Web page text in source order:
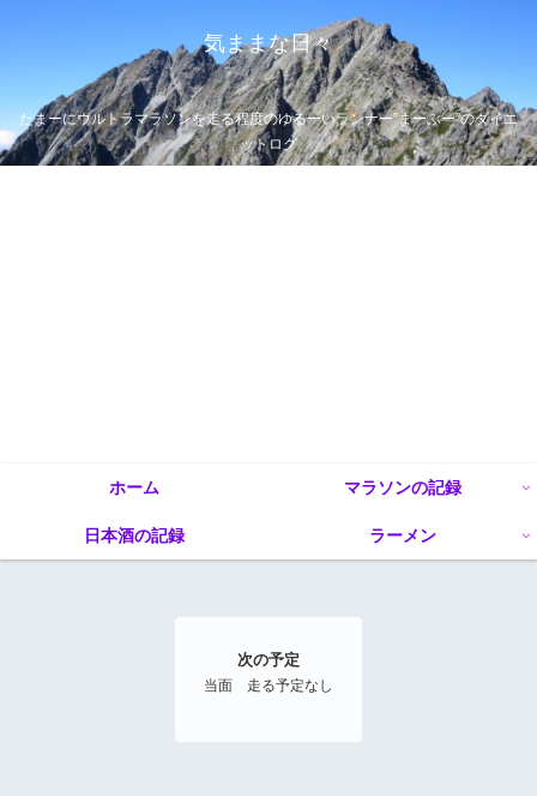
気ままな日々
たまーにウルトラマラソンを走る程度のゆるーいランナー”まーぶー”のダイエ
ットログ
ホーム マラソンの記録
日本酒の記録 ラーメン
次の予定
当面 走る予定なし